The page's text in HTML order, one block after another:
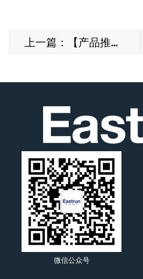
上一篇：【产品推介】东鸿 SDM630MCT-RC，破解工业大电流计量难题
微信公众号